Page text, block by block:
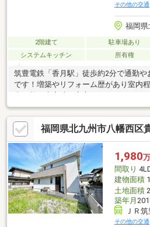
その他の交通
福岡県
2階建て 駐車場あり
システムキッチン
所有権
筑豊電鉄「香月駅」徒歩約2分で通勤
です！増築やリフォーム歴があり室内
でおられますので事前に日程の調整が
16時（休：水曜日、第2、3火曜日） こ
い合わせがスムーズにご案内できます
チ！もしくはお気軽にお電話ください
福岡県北九州市八幡西区
1,980
間取り
建物面積
土地面積
築年月
ＪＲ
その他の交通